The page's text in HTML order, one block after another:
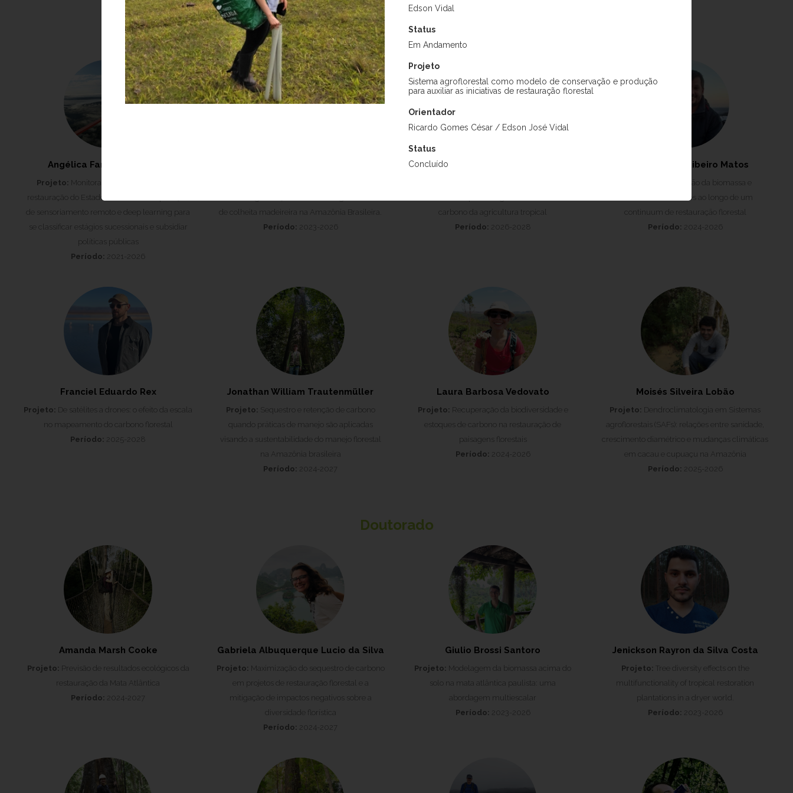
Edson Vidal
Status
Em Andamento
Projeto
Sistema agroflorestal como modelo de conservação e produção
para auxiliar as iniciativas de restauração florestal
Orientador
Ricardo Gomes César / Edson José Vidal
Status
Concluído
Pós-Doutorado
Angélica Faria de Resende
Projeto: Monitoramento de florestas em
restauração do Estado de São Paulo: aplicação
de sensoriamento remoto e deep learning para
se classificar estágios sucessionais e subsidiar
políticas públicas
Período: 2021-2026
de colheita madeireira na Amazônia Brasileira.
Período: 2023-2026
David Gabriel Campos Pereira
carbono da agricultura tropical
Período: 2026-2028
Fabio Antonio Ribeiro Matos
Recuperaçāo da biomassa e
diversidade de árvores ao longo de um
continuum de restauraçāo florestal
Período: 2024-2026
Franciel Eduardo Rex
Projeto: De satélites a drones: o efeito da escala
no mapeamento do carbono florestal
Período: 2025-2028
Jonathan William Trautenmüller
Projeto: Sequestro e retenção de carbono
quando práticas de manejo são aplicadas
visando a sustentabilidade do manejo florestal
na Amazônia brasileira
Período: 2024-2027
Laura Barbosa Vedovato
Projeto: Recuperação da biodiversidade e
estoques de carbono na restauração de
paisagens florestais
Período: 2024-2026
Moisés Silveira Lobão
Projeto: Dendroclimatologia em Sistemas
agroflorestais (SAFs): relações entre sanidade,
crescimento diamétrico e mudanças climáticas
em cacau e cupuaçu na Amazônia
Período: 2025-2026
Doutorado
Amanda Marsh Cooke
Projeto: Previsão de resultados ecológicos da
restauração da Mata Atlântica
Período: 2024-2027
Gabriela Albuquerque Lucio da Silva
Projeto: Maximização do sequestro de carbono
em projetos de restauração florestal e a
mitigação de impactos negativos sobre a
diversidade florística
Período: 2024-2027
Giulio Brossi Santoro
Projeto: Modelagem da biomassa acima do
solo na mata atlântica paulista: uma
abordagem multiescalar
Período: 2023-2026
Jenickson Rayron da Silva Costa
Projeto: Tree diversity effects on the
multifunctionality of tropical restoration
plantations in a dryer world.
Período: 2023-2026